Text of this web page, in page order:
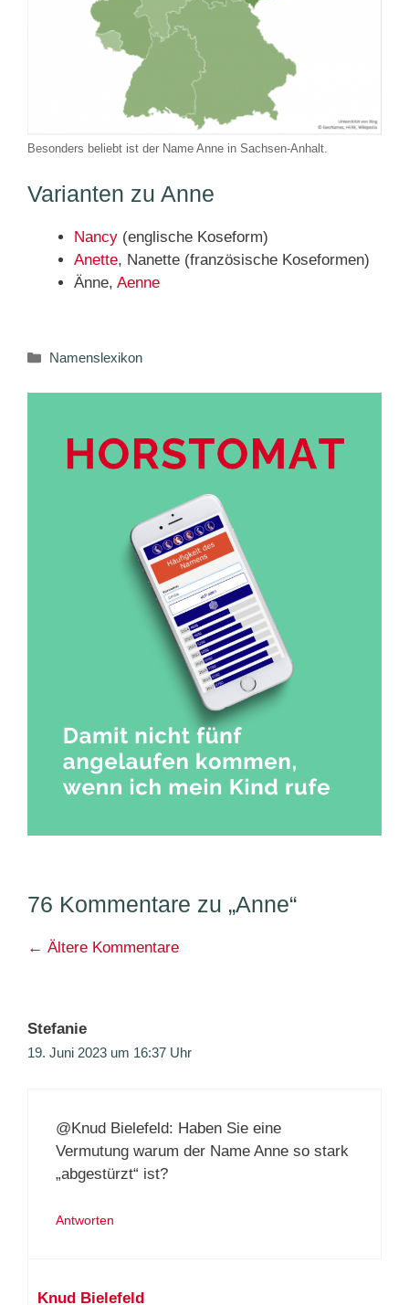
Besonders beliebt ist der Name Anne in Sachsen-Anhalt.
Varianten zu Anne
Nancy (englische Koseform)
Anette, Nanette (französische Koseformen)
Änne, Aenne
Kategorien
Namenslexikon
76 Kommentare zu „Anne“
Kommentarnavigation
← Ältere Kommentare
Stefanie
19. Juni 2023 um 16:37 Uhr
@Knud Bielefeld: Haben Sie eine
Vermutung warum der Name Anne so stark
„abgestürzt“ ist?
Antworten
Knud Bielefeld